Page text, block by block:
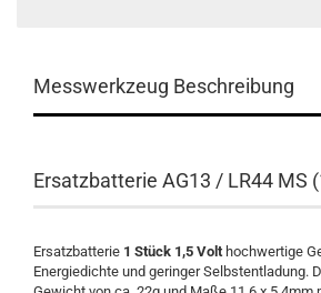
Messwerkzeug Beschreibung
Ersatzbatterie AG13 / LR44 MS
Ersatzbatterie 1 Stück 1,5 Volt hochwertige
Energiedichte und geringer Selbstentladung.